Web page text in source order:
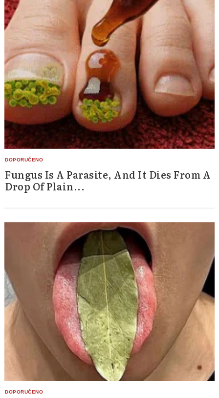
Fungus Is A Parasite, And It Dies From A
Drop Of Plain...